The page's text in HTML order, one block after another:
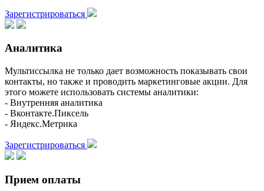
Зарегистрироваться
Аналитика
Мультиссылка не только дает возможность показывать свои
контакты, но также и проводить маркетинговые акции. Для
этого можете использовать системы аналитики:
- Внутренняя аналитика
- Вконтакте.Пиксель
- Яндекс.Метрика
Зарегистрироваться
Прием оплаты